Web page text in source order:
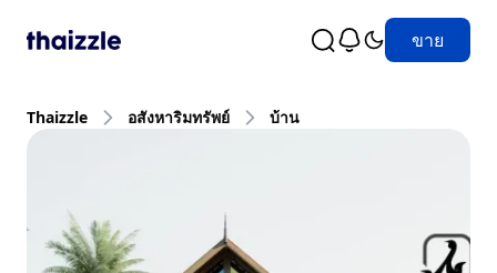
ขาย
Thaizzle อสังหาริมทรัพย์ บ้าน